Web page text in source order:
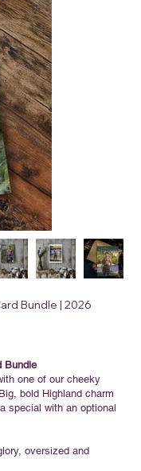
Bundle | 2026
Bundle
one of our cheeky
bold Highland charm
special with an optional
oversized and